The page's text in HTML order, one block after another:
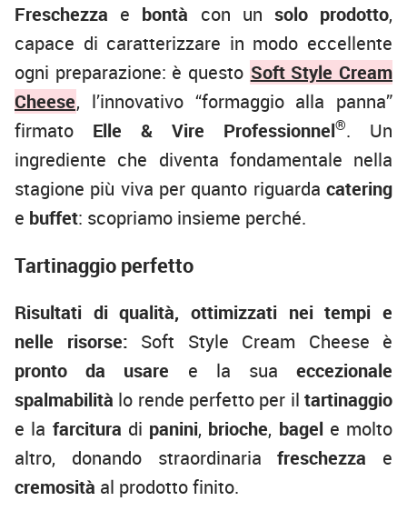
Freschezza e bontà con un solo prodotto,
capace di caratterizzare in modo eccellente
ogni preparazione: è questo Soft Style Cream
Cheese, l’innovativo “formaggio alla panna”
firmato Elle & Vire Professionnel®. Un
ingrediente che diventa fondamentale nella
stagione più viva per quanto riguarda catering
e buffet: scopriamo insieme perché.
Tartinaggio perfetto
Risultati di qualità, ottimizzati nei tempi e
nelle risorse: Soft Style Cream Cheese è
pronto da usare e la suaeccezionale
spalmabilità lo rende perfetto per il tartinaggio
e la farcitura di panini, brioche, bagel e molto
altro, donando straordinariafreschezza e
cremosità al prodotto finito.